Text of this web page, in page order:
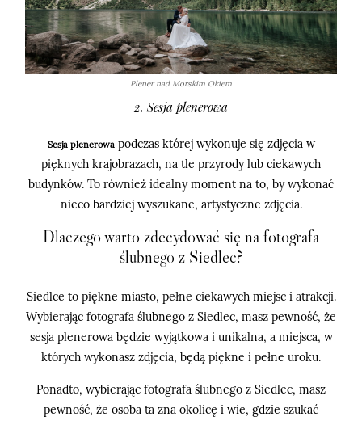
Plener nad Morskim Okiem
2. Sesja plenerowa
Sesja plenerowapodczas której wykonuje się zdjęcia w
pięknych krajobrazach, na tle przyrody lub ciekawych
budynków. To również idealny moment na to, by wykonać
nieco bardziej wyszukane, artystyczne zdjęcia.
Dlaczego warto zdecydować się na fotografa
ślubnego z Siedlec?
Siedlce to piękne miasto, pełne ciekawych miejsc i atrakcji.
Wybierając fotografa ślubnego z Siedlec, masz pewność, że
sesja plenerowa będzie wyjątkowa i unikalna, a miejsca, w
których wykonasz zdjęcia, będą piękne i pełne uroku.
Ponadto, wybierając fotografa ślubnego z Siedlec, masz
pewność, że osoba ta zna okolicę i wie, gdzie szukać